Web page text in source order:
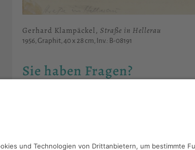
Gerhard Klampäckel, Straße in Hellerau
1956, Graphit, 40 x 28 cm, Inv.: B-08191
Sie haben Fragen?